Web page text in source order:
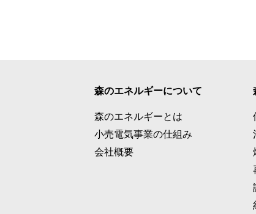
森のエネルギーについて
森のエネルギーとは
小売電気事業の仕組み
会社概要